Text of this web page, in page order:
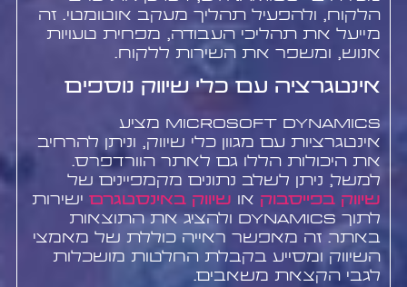
הלקוח, ולהפעיל תהליך מעקב אוטומטי. זה
מייעל את תהליכי העבודה, מפחית טעויות
אנוש, ומשפר את השירות ללקוח.
אינטגרציה עם כלי שיווק נוספים
Microsoft Dynamics מציע
אינטגרציות עם מגוון כלי שיווק, וניתן להרחיב
את היכולות הללו גם לאתר הוורדפרס.
למשל, ניתן לשלב נתונים מקמפיינים של
שיווק בפייסבוק או שיווק באינסטגרםישירות
לתוך Dynamics ולהציג את התוצאות
באתר. זה מאפשר ראייה כוללת של מאמצי
השיווק ומסייע בקבלת החלטות מושכלות
לגבי הקצאת משאבים.